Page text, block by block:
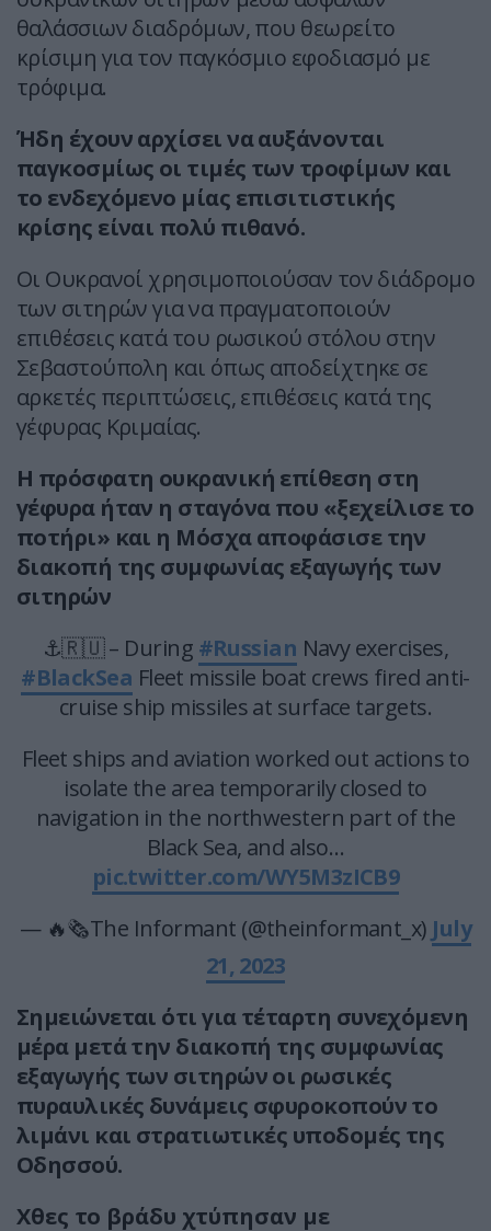
θαλάσσιων διαδρόμων, που θεωρείτο
κρίσιμη για τον παγκόσμιο εφοδιασμό με
τρόφιμα.
Ήδη έχουν αρχίσει να αυξάνονται
παγκοσμίως οι τιμές των τροφίμων και
το ενδεχόμενο μίας επισιτιστικής
κρίσης είναι πολύ πιθανό.
Οι Ουκρανοί χρησιμοποιούσαν τον διάδρομο
των σιτηρών για να πραγματοποιούν
επιθέσεις κατά του ρωσικού στόλου στην
Σεβαστούπολη και όπως αποδείχτηκε σε
αρκετές περιπτώσεις, επιθέσεις κατά της
γέφυρας Κριμαίας.
Η πρόσφατη ουκρανική επίθεση στη
γέφυρα ήταν η σταγόνα που «ξεχείλισε το
ποτήρι» και η Μόσχα αποφάσισε την
διακοπή της συμφωνίας εξαγωγής των
σιτηρών
⚓🇷🇺 – During #Russian Navy exercises,
#BlackSea Fleet missile boat crews fired anti-
cruise ship missiles at surface targets.
Fleet ships and aviation worked out actions to
isolate the area temporarily closed to
navigation in the northwestern part of the
Black Sea, and also…
pic.twitter.com/WY5M3zICB9
— 🔥🗞The Informant (@theinformant_x) July
21, 2023
Σημειώνεται ότι για τέταρτη συνεχόμενη
μέρα μετά την διακοπή της συμφωνίας
εξαγωγής των σιτηρών oι ρωσικές
πυραυλικές δυνάμεις σφυροκοπούν το
λιμάνι και στρατιωτικές υποδομές της
Οδησσού.
Χθες το βράδυ χτύπησαν με